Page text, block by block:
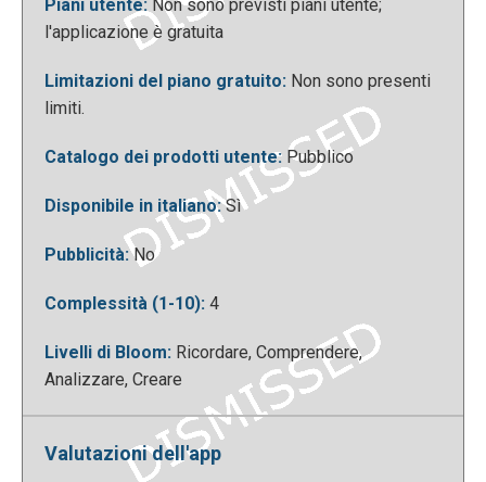
essere sempre reperibili su qualsiasi dispositivo
se si sceglie di effettuare l’iscrizione all’app,
email e password. Free-timeline offre anche la
possibilità di visualizzare e/o modificare le timeline
condivise dagli altri utenti. Le timeline condivise
potranno essere modificate solo dagli utenti iscritti,
gli utenti senza un profilo potranno effettuare
modifiche temporaneamente: una volta chiusa
l’applicazione il contenuto da loro inserito sarà
Piani utente: Non sono previsti piani utente;
l'applicazione è gratuita
Limitazioni del piano gratuito: Non sono presenti
limiti.
Catalogo dei prodotti utente: Pubblico
Disponibile in italiano:Sì
Pubblicità:No
Complessità (1-10): 4
Livelli di Bloom: Ricordare, Comprendere,
Analizzare, Creare
Valutazioni dell'app